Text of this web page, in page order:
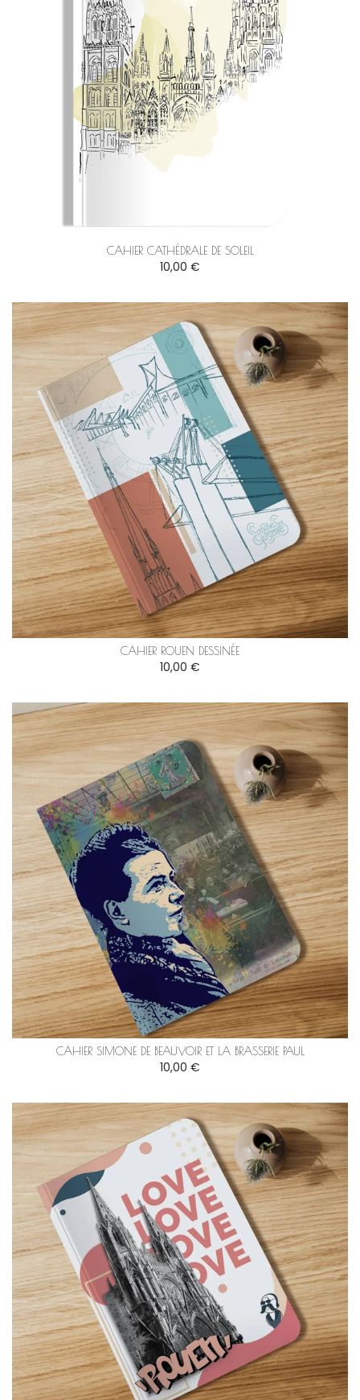
CAHIER CATHÉDRALE DE SOLEIL
10,00 €
CAHIER ROUEN DESSINÉE
10,00 €
CAHIER SIMONE DE BEAUVOIR ET LA BRASSERIE PAUL
10,00 €